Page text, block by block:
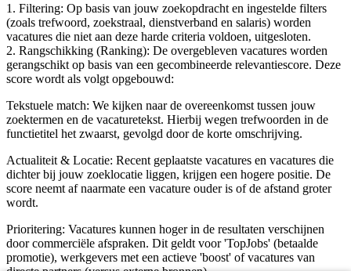
1. Filtering: Op basis van jouw zoekopdracht en ingestelde filters
(zoals trefwoord, zoekstraal, dienstverband en salaris) worden
vacatures die niet aan deze harde criteria voldoen, uitgesloten.
2. Rangschikking (Ranking): De overgebleven vacatures worden
gerangschikt op basis van een gecombineerde relevantiescore. Deze
score wordt als volgt opgebouwd:
Tekstuele match: We kijken naar de overeenkomst tussen jouw
zoektermen en de vacaturetekst. Hierbij wegen trefwoorden in de
functietitel het zwaarst, gevolgd door de korte omschrijving.
Actualiteit & Locatie: Recent geplaatste vacatures en vacatures die
dichter bij jouw zoeklocatie liggen, krijgen een hogere positie. De
score neemt af naarmate een vacature ouder is of de afstand groter
wordt.
Prioritering: Vacatures kunnen hoger in de resultaten verschijnen
door commerciële afspraken. Dit geldt voor 'TopJobs' (betaalde
promotie), werkgevers met een actieve 'boost' of vacatures van